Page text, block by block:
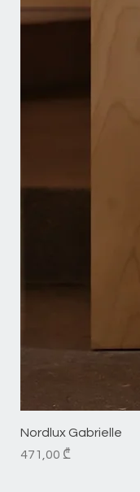
Nordlux Gabrielle
Price
471,00 ₾